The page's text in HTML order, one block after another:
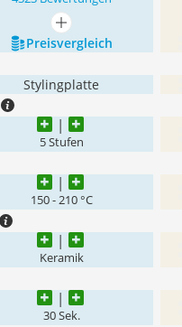
mehr anzeigen
Preis­vergleich
Stylingplatte
5 Stufen
150 - 210 °C
Keramik
30 Sek.